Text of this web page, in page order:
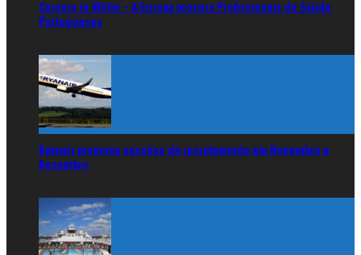
Careers in White – A Europa procura Profissionais de Saúde
Portugueses
Ryanair promove sessões de recrutamento em Novembro e
Dezembro